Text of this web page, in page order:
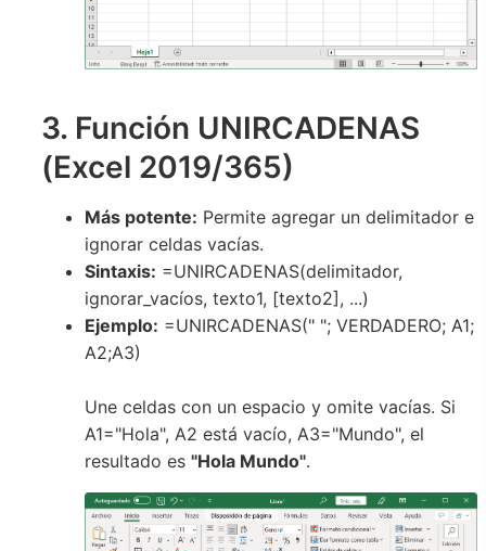
3. Función UNIRCADENAS
(Excel 2019/365)
Más potente: Permite agregar un delimitador e
ignorar celdas vacías.
Sintaxis: =UNIRCADENAS(delimitador,
ignorar_vacíos, texto1, [texto2], ...)
Ejemplo: =UNIRCADENAS(" "; VERDADERO; A1;
A2;A3)
Une celdas con un espacio y omite vacías. Si
A1="Hola", A2 está vacío, A3="Mundo", el
resultado es "Hola Mundo".